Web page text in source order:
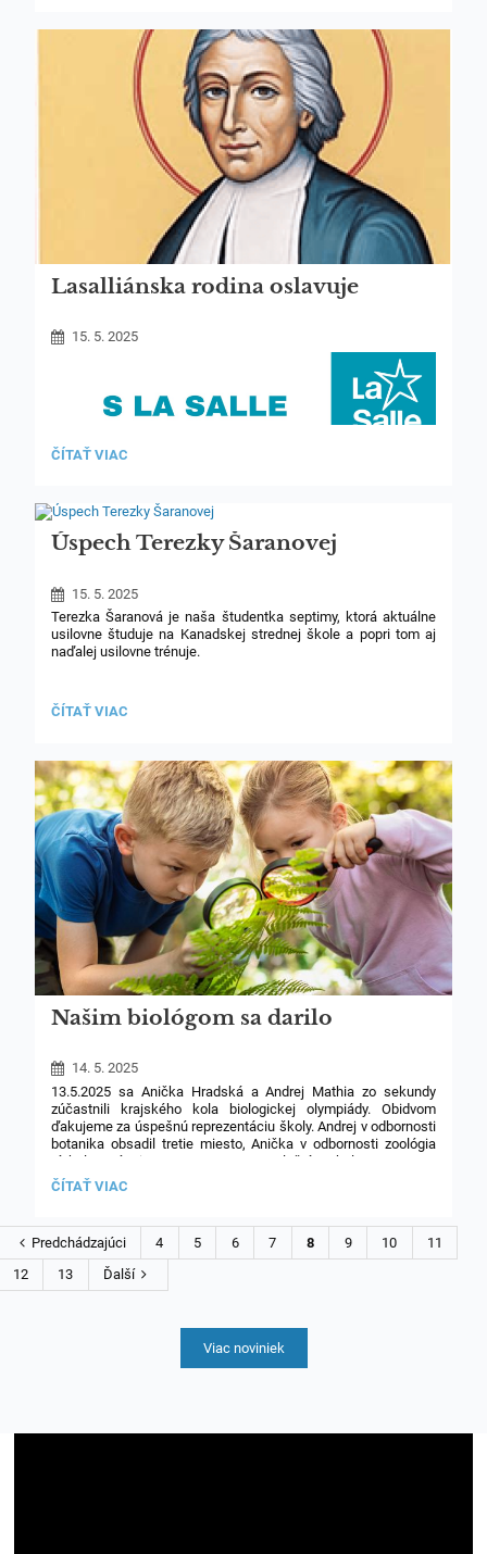
6
TY
Lasalliánska rodina oslavuje
15. 5. 2025
LASALLIÁNSKA
ČÍTAŤ VIAC
Úspech Terezky Šaranovej
15. 5. 2025
Terezka Šaranová je naša študentka septimy, ktorá aktuálne
usilovne študuje na Kanadskej strednej škole a popri tom aj
naďalej usilovne trénuje.
majsterkou Slovenska v modernej gymnastike pre rok 2025.
ÚSPECH
ČÍTAŤ VIAC
Našim biológom sa darilo
14. 5. 2025
13.5.2025 sa Anička Hradská a Andrej Mathia zo sekundy
zúčastnili krajského kola biologickej olympiády. Obidvom
ďakujeme za úspešnú reprezentáciu školy.Andrej v odbornosti
botanika obsadil tretie miesto,Anička v odbornosti zoológia
získala prvé miesto s postupom na celoštátne kolo.
Našim biológom srdečne blahoželáme!
NAŠIM
DARILO:
ČÍTAŤ VIAC
Predchádzajúci 4 5 6 7 8 9 10
11
12
13 Ďalší
Viac noviniek